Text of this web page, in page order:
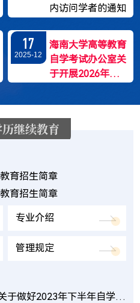
内访问学者的通知
17
2025-12
海南大学高等教育
自学考试办公室关
于开展2026年上
撰写工作的通知
继续教育
育招生简章
育招生简章
专业介绍
管理规定
于做好2023年下半年自学考